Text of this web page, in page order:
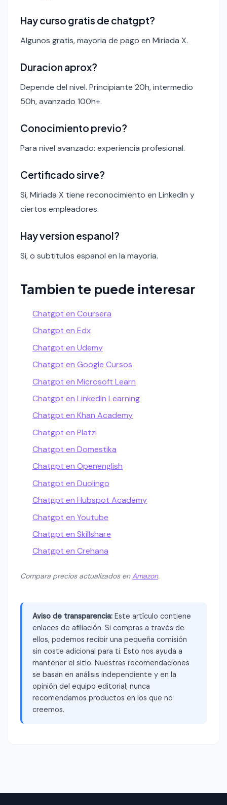
Hay curso gratis de chatgpt?
Algunos gratis, mayoria de pago en Miriada X.
Duracion aprox?
Depende del nivel. Principiante 20h, intermedio
50h, avanzado 100h+.
Conocimiento previo?
Para nivel avanzado: experiencia profesional.
Certificado sirve?
Si, Miriada X tiene reconocimiento en LinkedIn y
ciertos empleadores.
Hay version espanol?
Si, o subtitulos espanol en la mayoria.
Tambien te puede interesar
Chatgpt en Coursera
Chatgpt en Edx
Chatgpt en Udemy
Chatgpt en Google Cursos
Chatgpt en Microsoft Learn
Chatgpt en Linkedin Learning
Chatgpt en Khan Academy
Chatgpt en Platzi
Chatgpt en Domestika
Chatgpt en Openenglish
Chatgpt en Duolingo
Chatgpt en Hubspot Academy
Chatgpt en Youtube
Chatgpt en Skillshare
Chatgpt en Crehana
Compara precios actualizados enAmazon.
Aviso de transparencia: Este artículo contiene
enlaces de afiliación. Si compras a través de
ellos, podemos recibir una pequeña comisión
sin coste adicional para ti. Esto nos ayuda a
mantener el sitio. Nuestras recomendaciones
se basan en análisis independiente y en la
opinión del equipo editorial; nunca
recomendamos productos en los que no
creemos.